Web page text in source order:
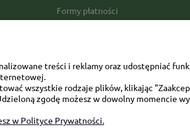
Formy płatności
Opinie Trustmate
Mapa kategorii
treści i reklamy oraz udostępniać
wszystkie rodzaje plików, klikając
zgodę możesz w dowolny momencie
w Polityce Prywatności.